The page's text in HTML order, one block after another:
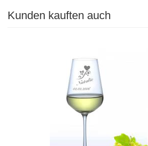
Kunden kauften auch